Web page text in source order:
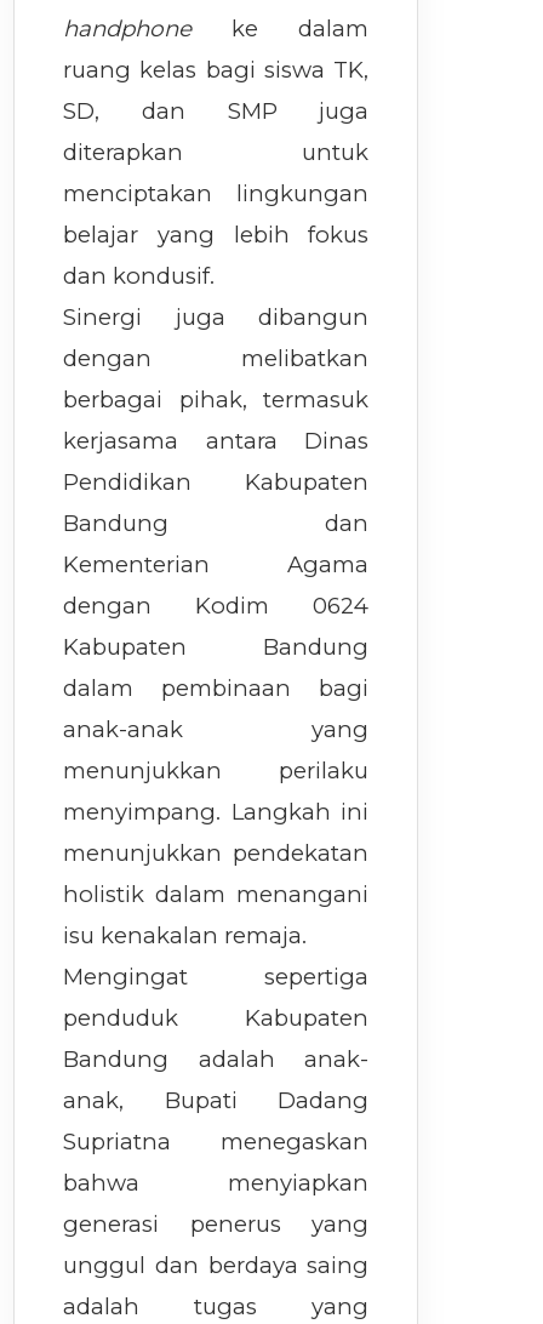
handphoneke dalam
ruang kelas bagi siswa TK,
SD, dan SMP juga
diterapkan untuk
menciptakan lingkungan
belajar yang lebih fokus
dan kondusif.
Sinergi juga dibangun
dengan melibatkan
berbagai pihak, termasuk
kerjasama antara Dinas
Pendidikan Kabupaten
Bandung dan
Kementerian Agama
dengan Kodim 0624
Kabupaten Bandung
dalam pembinaan bagi
anak-anak yang
menunjukkan perilaku
menyimpang. Langkah ini
menunjukkan pendekatan
holistik dalam menangani
isu kenakalan remaja.
Mengingat sepertiga
penduduk Kabupaten
Bandung adalah anak-
anak, Bupati Dadang
Supriatna menegaskan
bahwa menyiapkan
generasi penerus yang
unggul dan berdaya saing
adalah tugas yang